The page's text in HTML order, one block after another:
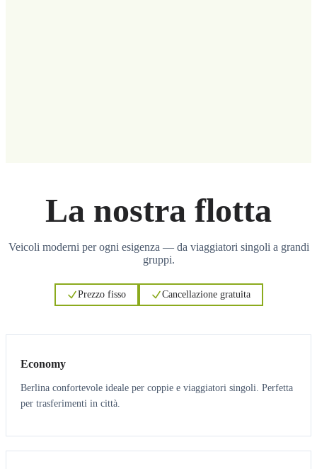
La nostra flotta
Veicoli moderni per ogni esigenza — da viaggiatori singoli a grandi
gruppi.
Prezzo fisso Cancellazione gratuita
Economy
Berlina confortevole ideale per coppie e viaggiatori singoli. Perfetta
per trasferimenti in città.
3 3